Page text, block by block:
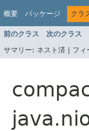
概要 パッケージ クラ
前のクラス 次のクラス
サマリー: ネスト済 | フィ